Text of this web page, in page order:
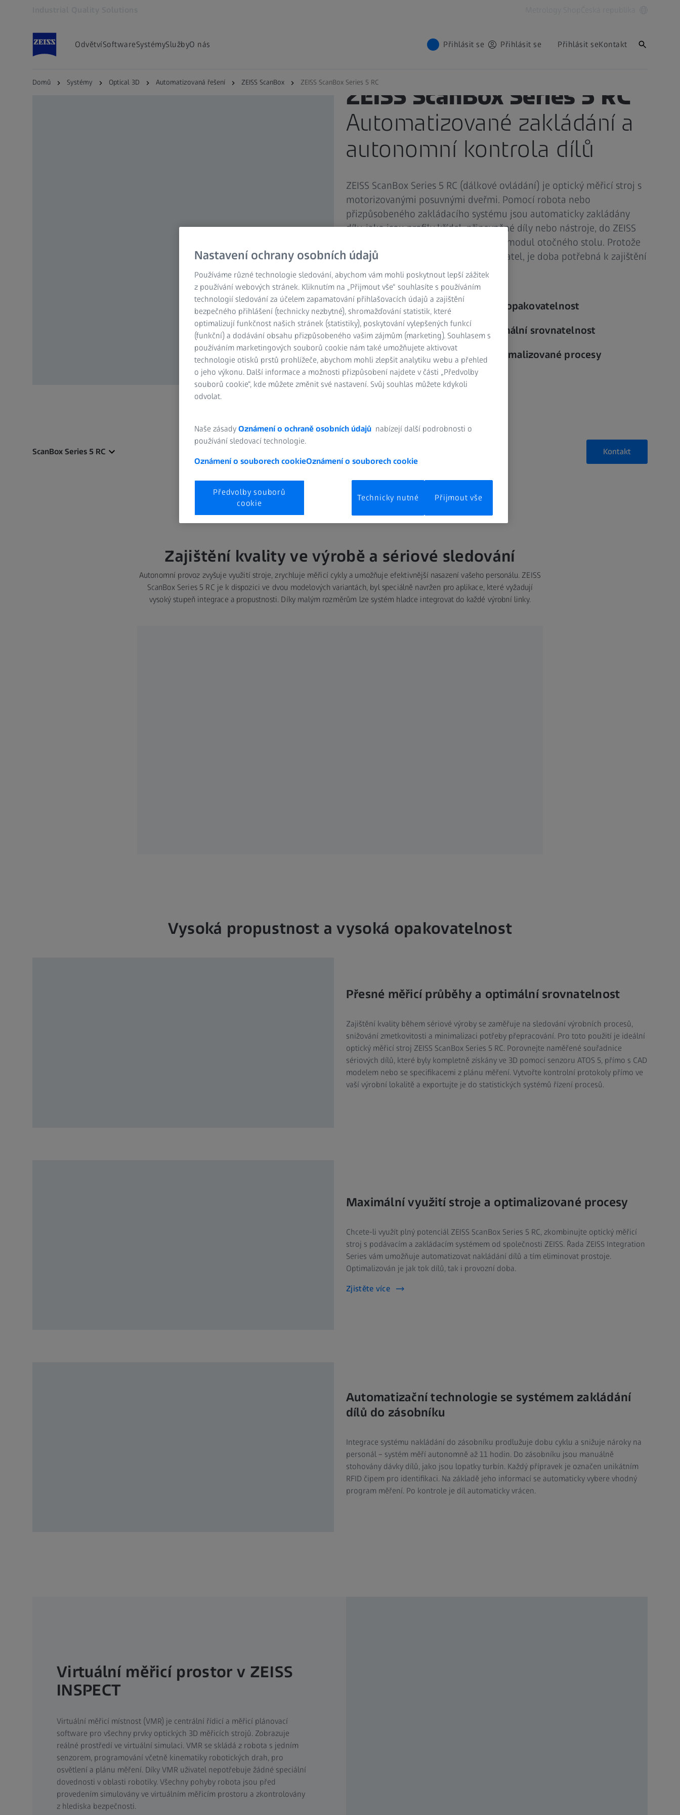
OdvětvíSoftwareSystémySlužbyO nás Přihlásit se Přihlásit se Přihlásit seKontakt
Domů Systémy Optical 3D Automatizovaná řešení ZEISS ScanBox ZEISS ScanBox Series 5 RCZEISS ScanBox Series 5 RC
Automatizované zakládání a
autonomní kontrola dílů
ZEISS ScanBox Series 5 RC (dálkové ovládání) je optický měřicí stroj s
motorizovanými posuvnými dveřmi. Pomocí robota nebo
přizpůsobeného zakládacího systému jsou automaticky zakládány
díly, jako jsou profily křídel, připevněné díly nebo nástroje, do ZEISS
ScanBox Series 5 RC a umisťovány na modul otočného stolu. Protože
jednotlivé díly nemusí umisťovat uživatel, je doba potřebná k zajištění
kvality výrazně kratší než dříve.
Vysoká propustnost a vysoká opakovatelnost
Přesné měřicí průběhy a optimální srovnatelnost
Maximální využití stroje a optimalizované procesy
ScanBox Series 5 RC Kontakt
Zajištění kvality ve výrobě a sériové sledování
Autonomní provoz zvyšuje využití stroje, zrychluje měřicí cykly a umožňuje efektivnější nasazení vašeho personálu. ZEISS
ScanBox Series 5 RC je k dispozici ve dvou modelových variantách, byl speciálně navržen pro aplikace, které vyžadují
vysoký stupeň integrace a propustnosti. Díky malým rozměrům lze systém hladce integrovat do každé výrobní linky.
Vysoká propustnost a vysoká opakovatelnost
Přesné měřicí průběhy a optimální srovnatelnost
Zajištění kvality během sériové výroby se zaměřuje na sledování výrobních procesů,
snižování zmetkovitosti a minimalizaci potřeby přepracování. Pro toto použití je ideální
optický měřicí stroj ZEISS ScanBox Series 5 RC. Porovnejte naměřené souřadnice
sériových dílů, které byly kompletně získány ve 3D pomocí senzoru ATOS 5, přímo s CAD
modelem nebo se specifikacemi z plánu měření. Vytvořte kontrolní protokoly přímo ve
vaší výrobní lokalitě a exportujte je do statistických systémů řízení procesů.
Maximální využití stroje a optimalizované procesy
Chcete-li využít plný potenciál ZEISS ScanBox Series 5 RC, zkombinujte optický měřicí
stroj s podávacím a zakládacím systémem od společnosti ZEISS. Řada ZEISS Integration
Series vám umožňuje automatizovat nakládání dílů a tím eliminovat prostoje.
Optimalizován je jak tok dílů, tak i provozní doba.
Zjistěte více
Automatizační technologie se systémem zakládání
dílů do zásobníku
Integrace systému nakládání do zásobníku prodlužuje dobu cyklu a snižuje nároky na
personál – systém měří autonomně až 11 hodin. Do zásobníku jsou manuálně
stohovány dávky dílů, jako jsou lopatky turbín. Každý přípravek je označen unikátním
RFID čipem pro identifikaci. Na základě jeho informací se automaticky vybere vhodný
program měření. Po kontrole je díl automaticky vrácen.
Virtuální měřicí prostor v ZEISS
INSPECT
Virtuální měřicí místnost (VMR) je centrální řídicí a měřicí plánovací
software pro všechny prvky optických 3D měřicích strojů. Zobrazuje
reálné prostředí ve virtuální simulaci. VMR se skládá z robota s jedním
senzorem, programování včetně kinematiky robotických drah, pro
osvětlení a plánu měření. Díky VMR uživatel nepotřebuje žádné speciální
dovednosti v oblasti robotiky. Všechny pohyby robota jsou před
provedením simulovány ve virtuálním měřicím prostoru a zkontrolovány
z hlediska bezpečnosti.
Nastavení ochrany osobních údajů
Používáme různé technologie sledování, abychom vám mohli poskytnout lepší zážitek
z používání webových stránek. Kliknutím na „Přijmout vše“ souhlasíte s používáním
technologií sledování za účelem zapamatování přihlašovacích údajů a zajištění
bezpečného přihlášení (technicky nezbytné), shromažďování statistik, které
optimalizují funkčnost našich stránek (statistiky), poskytování vylepšených funkcí
(funkční) a dodávání obsahu přizpůsobeného vašim zájmům (marketing). Souhlasem s
používáním marketingových souborů cookie nám také umožňujete aktivovat
technologie otisků prstů prohlížeče, abychom mohli zlepšit analytiku webu a přehled
o jeho výkonu. Další informace a možnosti přizpůsobení najdete v části „Předvolby
souborů cookie“, kde můžete změnit své nastavení. Svůj souhlas můžete kdykoli
odvolat.
Naše zásady Oznámení o ochraně osobních údajů nabízejí další podrobnosti o
používání sledovací technologie.
Oznámení o souborech cookieOznámení o souborech cookie
Předvolby souborů
cookie
Technicky nutné Přijmout vše